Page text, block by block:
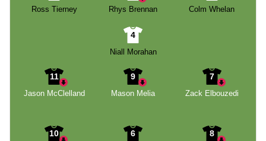
Ross Tierney
Rhys Brennan
Colm Whelan
4
Niall Morahan
11
Jason McClelland
9
Mason Melia
7
Zack Elbouzedi
10
6
8